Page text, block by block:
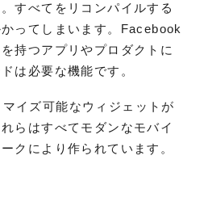
すべてをリコンパイルする
ってしまいます。Facebook
持つアプリやプロダクトに
は必要な機能です。
イズ可能なウィジェットが
らはすべてモダンなモバイ
クにより作られています。